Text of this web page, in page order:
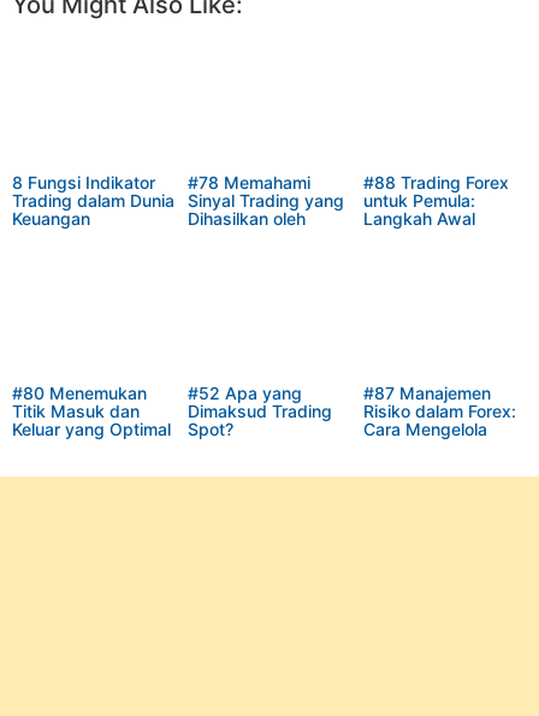
8 Fungsi Indikator
Trading dalam Dunia
Keuangan
#78 Memahami
Sinyal Trading yang
Dihasilkan oleh
#88 Trading Forex
untuk Pemula:
Langkah Awal
#80 Menemukan
Titik Masuk dan
Keluar yang Optimal
Bands
#52 Apa yang
Dimaksud Trading
Spot?
#87 Manajemen
Risiko dalam Forex:
Cara Mengelola